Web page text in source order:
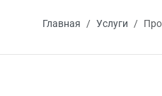
Главная Услуги